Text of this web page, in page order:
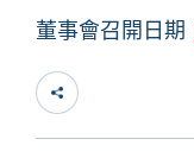
董事會召開日期